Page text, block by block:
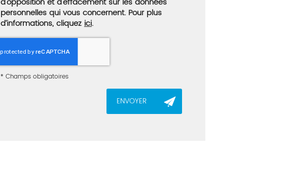
personnelles qui vous concernent. Pour plus
d’informations, cliquez ici.
* Champs obligatoires